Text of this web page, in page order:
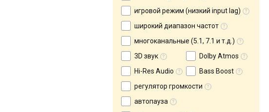
игровой режим (низкий input lag)
широкий диапазон частот
многоканальные (5.1, 7.1 и т.д.)
3D звук
Dolby Atmos
Hi-Res Audio
Bass Boost
регулятор громкости
автопауза